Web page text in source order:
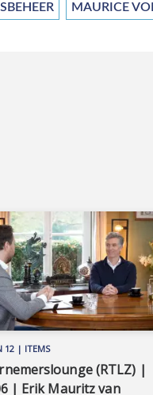
MAURICE
12 | ITEMS
(RTLZ) |
| Erik Mauritz van